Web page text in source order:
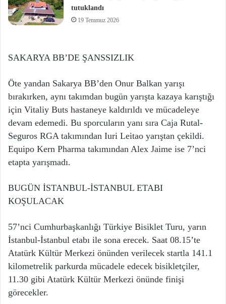
tutuklandı
19 Temmuz 2026
SAKARYA BB’DE ŞANSSIZLIK
Öte yandan Sakarya BB’den Onur Balkan yarışı
bırakırken, aynı takımdan bugün yarışta kazaya karıştığı
için Vitaliy Buts hastaneye kaldırıldı ve mücadeleye
devam edemedi. Bu sporcuların yanı sıra Caja Rutal-
Seguros RGA takımından Iuri Leitao yarıştan çekildi.
Equipo Kern Pharma takımından Alex Jaime ise 7’nci
etapta yarışmadı.
BUGÜN İSTANBUL-İSTANBUL ETABI
KOŞULACAK
57’nci Cumhurbaşkanlığı Türkiye Bisiklet Turu, yarın
İstanbul-İstanbul etabı ile sona erecek. Saat 08.15’te
Atatürk Kültür Merkezi önünden verilecek startla 141.1
kilometrelik parkurda mücadele edecek bisikletçiler,
11.30 gibi Atatürk Kültür Merkezi önünde finişi
görecekler.